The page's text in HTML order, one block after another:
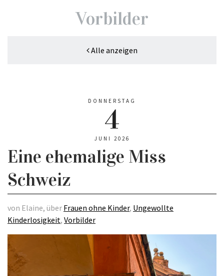
Vorbilder
Alle anzeigen
DONNERSTAG
4
JUNI 2026
Eine ehemalige Miss
Schweiz
von Elaine, über Frauen ohne Kinder, Ungewollte
Kinderlosigkeit, Vorbilder